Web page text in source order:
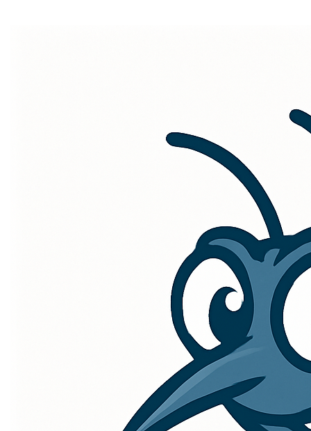
Ontdek meer domeinen
– de domeinnaam die prikt,
maar dan op een positieve manier! Of je nu op zoek bent
naar een plek die je helpt de zomeravonden muggenvrij
te houden, of een platform dat je met een knipoog en
een glimlach door de wereld van irritante insecten gidst,
is de perfecte keuze. Deze naam is
kort, krachtig en blijft hangen – net als die ene mug die
je altijd weet te vinden. Zet je tanden in deze unieke
je nieuwe digitale thuis
Mogelijke toepassingen